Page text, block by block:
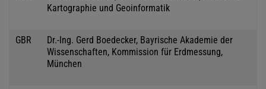
Kartographie und Geoinformatik
GBR
Dr.-Ing. Gerd Boedecker, Bayrische Akademie der
Wissenschaften, Kommission für Erdmessung,
München